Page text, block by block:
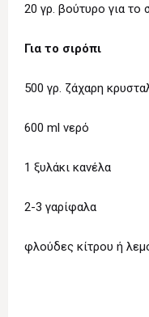
20 γρ. βούτυρο για το
Για το σιρόπι
500 γρ. ζάχαρη
600 ml νερό
1 ξυλάκι κανέλα
2-3 γαρίφαλα
φλούδες κίτρου ή